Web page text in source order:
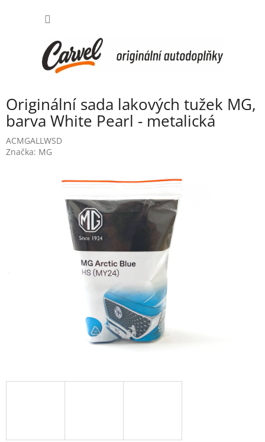
Originální sada lakových tužek MG,
barva White Pearl - metalická
ACMGALLWSD
Značka: MG